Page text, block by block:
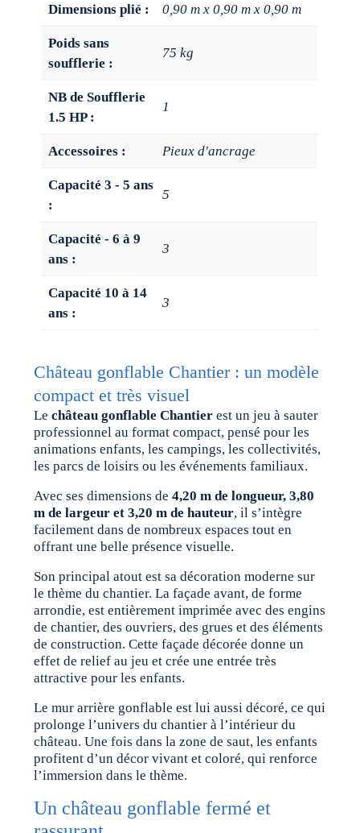
Dimensions plié : 0,90 m x 0,90 m x 0,90 m
Poids sans
soufflerie :
75 kg
NB de Soufflerie
1.5 HP :
1
Accessoires : Pieux d'ancrage
Capacité 3 - 5 ans
:
5
Capacité - 6 à 9
ans :
3
Capacité 10 à 14
ans :
3
Château gonflable Chantier : un modèle
compact et très visuel
Lechâteau gonflable Chantier est un jeu à sauter
professionnel au format compact, pensé pour les
animations enfants, les campings, les collectivités,
les parcs de loisirs ou les événements familiaux.
Avec ses dimensions de4,20 m de longueur, 3,80
m de largeur et 3,20 m de hauteur, il s’intègre
facilement dans de nombreux espaces tout en
offrant une belle présence visuelle.
Son principal atout est sa décoration moderne sur
le thème du chantier. La façade avant, de forme
arrondie, est entièrement imprimée avec des engins
de chantier, des ouvriers, des grues et des éléments
de construction. Cette façade décorée donne un
effet de relief au jeu et crée une entrée très
attractive pour les enfants.
Le mur arrière gonflable est lui aussi décoré, ce qui
prolonge l’univers du chantier à l’intérieur du
château. Une fois dans la zone de saut, les enfants
profitent d’un décor vivant et coloré, qui renforce
l’immersion dans le thème.
Un château gonflable fermé et